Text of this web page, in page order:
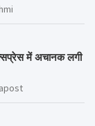
में अचानक लगी